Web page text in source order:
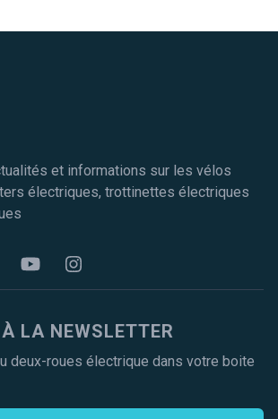
et informations sur les vélos
électriques, trottinettes électriques
YoutubeInstagram
LA NEWSLETTER
deux-roues électrique dans votre boite